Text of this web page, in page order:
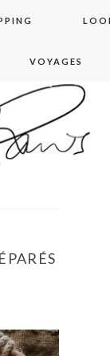
VOYAGES